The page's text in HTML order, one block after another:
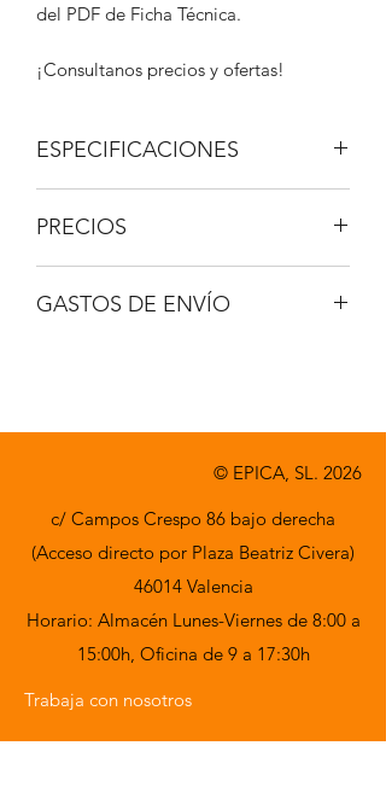
del PDF de Ficha Técnica.
¡Consultanos precios y ofertas!
ESPECIFICACIONES
COLOR: Azul.
ESTUCHE: Caja 100 uds.
PRECIOS
GASTOS DE ENVÍO
© EPICA, SL. 2026
c/ Campos Crespo 86 bajo derecha
(Acceso directo por Plaza Beatriz Civera)
46014 Valencia
Horario: Almacén Lunes-Viernes de 8:00 a
15:00h, Oficina de 9 a 17:30h
Trabaja con nosotros